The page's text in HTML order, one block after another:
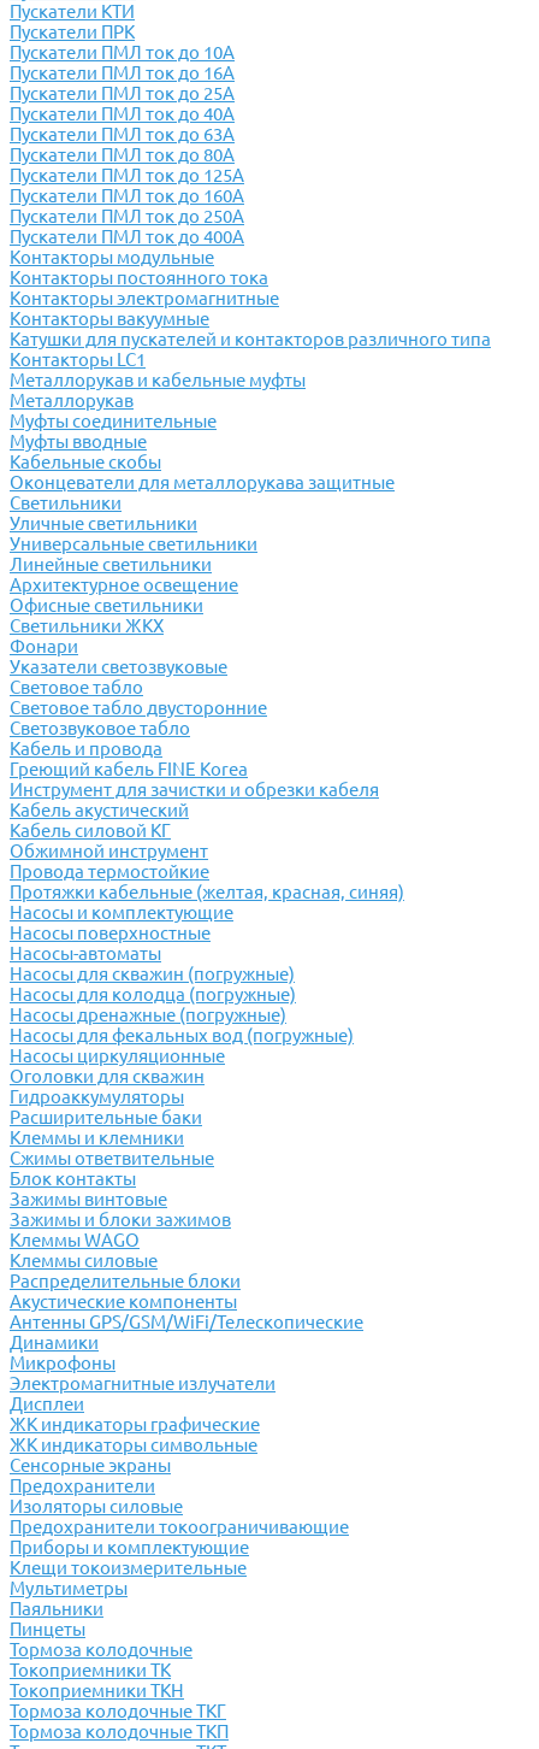
Пускатели КТИ
Пускатели ПРК
Пускатели ПМЛ ток до 10А
Пускатели ПМЛ ток до 16А
Пускатели ПМЛ ток до 25А
Пускатели ПМЛ ток до 40А
Пускатели ПМЛ ток до 63А
Пускатели ПМЛ ток до 80А
Пускатели ПМЛ ток до 125А
Пускатели ПМЛ ток до 160А
Пускатели ПМЛ ток до 250А
Пускатели ПМЛ ток до 400А
Контакторы модульные
Контакторы постоянного тока
Контакторы электромагнитные
Контакторы вакуумные
Катушки для пускателей и контакторов различного типа
Контакторы LC1
Металлорукав и кабельные муфты
Металлорукав
Муфты соединительные
Муфты вводные
Кабельные скобы
Оконцеватели для металлорукава защитные
Светильники
Уличные светильники
Универсальные светильники
Линейные светильники
Архитектурное освещение
Офисные светильники
Светильники ЖКХ
Фонари
Указатели светозвуковые
Световое табло
Световое табло двусторонние
Светозвуковое табло
Кабель и провода
Греющий кабель FINE Korea
Инструмент для зачистки и обрезки кабеля
Кабель акустический
Кабель силовой КГ
Обжимной инструмент
Провода термостойкие
Протяжки кабельные (желтая, красная, синяя)
Насосы и комплектующие
Насосы поверхностные
Насосы-автоматы
Насосы для скважин (погружные)
Насосы для колодца (погружные)
Насосы дренажные (погружные)
Насосы для фекальных вод (погружные)
Насосы циркуляционные
Оголовки для скважин
Гидроаккумуляторы
Расширительные баки
Клеммы и клемники
Cжимы ответвительные
Блок контакты
Зажимы винтовые
Зажимы и блоки зажимов
Клеммы WAGO
Клеммы силовые
Распределительные блоки
Акустические компоненты
Антенны GPS/GSM/WiFi/Телескопические
Динамики
Микрофоны
Электромагнитные излучатели
Дисплеи
ЖК индикаторы графические
ЖК индикаторы символьные
Сенсорные экраны
Предохранители
Изоляторы силовые
Предохранители токоограничивающие
Приборы и комплектующие
Клещи токоизмерительные
Мультиметры
Паяльники
Пинцеты
Тормоза колодочные
Токоприемники ТК
Токоприемники ТКН
Тормоза колодочные ТКГ
Тормоза колодочные ТКП